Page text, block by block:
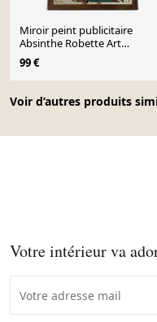
Voir d’autres produits
Miroir peint publicitaire
Absinthe Robette Art
Nouveau
99 €
Votre intérieur va